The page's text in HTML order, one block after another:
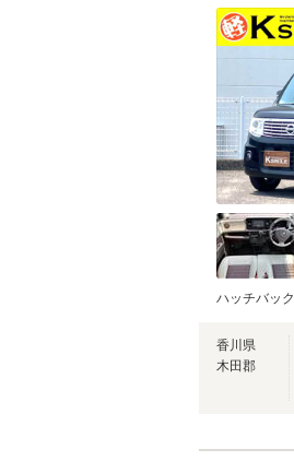
ハッチバック
香川県
木田郡